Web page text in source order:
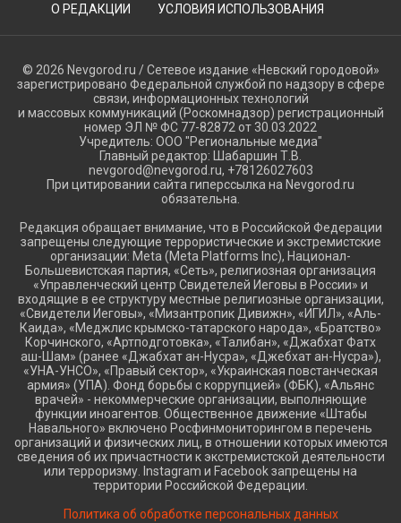
О РЕДАКЦИИ УСЛОВИЯ ИСПОЛЬЗОВАНИЯ
© 2026 Nevgorod.ru / Сетевое издание «Невский городовой»
зарегистрировано Федеральной службой по надзору в сфере
связи, информационных технологий
и массовых коммуникаций (Роскомнадзор) регистрационный
номер ЭЛ № ФС 77-82872 от 30.03.2022
Учредитель: ООО "Региональные медиа"
Главный редактор: Шабаршин Т.В.
nevgorod@nevgorod.ru, +78126027603
При цитировании сайта гиперссылка на Nevgorod.ru
обязательна.
Редакция обращает внимание, что в Российской Федерации
запрещены следующие террористические и экстремистские
организации: Meta (Meta Platforms Inc), Национал-
Большевистская партия, «Сеть», религиозная организация
«Управленческий центр Свидетелей Иеговы в России» и
входящие в ее структуру местные религиозные организации,
«Свидетели Иеговы», «Мизантропик Дивижн», «ИГИЛ», «Аль-
Каида», «Меджлис крымско-татарского народа», «Братство»
Корчинского, «Артподготовка», «Талибан», «Джабхат Фатх
аш-Шам» (ранее «Джабхат ан-Нусра», «Джебхат ан-Нусра»),
«УНА-УНСО», «Правый сектор», «Украинская повстанческая
армия» (УПА). Фонд борьбы с коррупцией» (ФБК), «Альянс
врачей» - некоммерческие организации, выполняющие
функции иноагентов. Общественное движение «Штабы
Навального» включено Росфинмониторингом в перечень
организаций и физических лиц, в отношении которых имеются
сведения об их причастности к экстремистской деятельности
или терроризму. Instagram и Facebook запрещены на
территории Российской Федерации.
Политика об обработке персональных данных